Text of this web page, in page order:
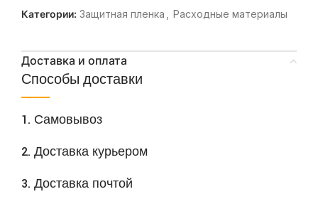
Категории: Защитная пленка Расходные материалы
Доставка и оплата
Способы доставки
1. Самовывоз
2. Доставка курьером
3. Доставка почтой